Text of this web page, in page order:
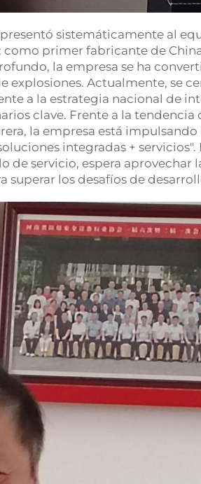
sistemáticamente al
primer fabricante de
la empresa se ha
Actualmente, se
a la estrategia nacional de
clave. Frente a la tendencia
la empresa está impulsando
integradas + servicios".
de servicio, espera aprovechar
superar los desafíos de